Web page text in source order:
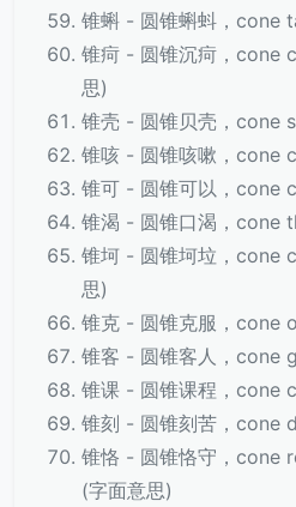
锥蝌 - 圆锥蝌蚪，cone
锥疴 - 圆锥沉疴，cone
思)
锥壳 - 圆锥贝壳，cone
锥咳 - 圆锥咳嗽，cone
锥可 - 圆锥可以，cone
锥渴 - 圆锥口渴，cone
锥坷 - 圆锥坷垃，cone
思)
锥克 - 圆锥克服，cone
锥客 - 圆锥客人，cone
锥课 - 圆锥课程，cone
锥刻 - 圆锥刻苦，cone
锥恪 - 圆锥恪守，cone
(字面意思)